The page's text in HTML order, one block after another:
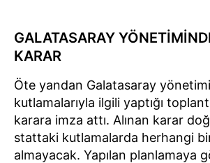
GALATASARAY
KARAR
Öte yandan Galatasaray
kutlamalarıyla ilgili yaptığı
karara imza attı. Alınan karar
stattaki kutlamalarda herhangi
almayacak. Yapılan planlamaya